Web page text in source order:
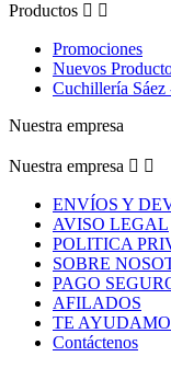
Productos  
Promociones
Nuevos
Cuchillería Sáez
Nuestra empresa
Nuestra empresa  
ENVÍOS Y
AVISO LEGAL
POLITICA
SOBRE
PAGO
AFILADOS
TE
Contáctenos